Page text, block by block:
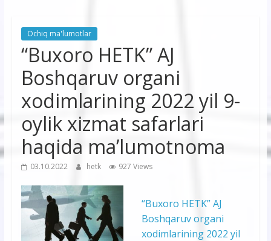
korxonasi”
Ochiq ma'lumotlar
“Buxoro HETK” AJ
Boshqaruv organi
xodimlarining 2022 yil 9-
oylik xizmat safarlari
haqida ma’lumotnoma
03.10.2022 hetk 927 Views
“Buxoro HETK” AJ
Boshqaruv organi
xodimlarining 2022 yil